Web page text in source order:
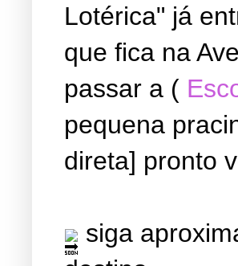
Lotérica" já
que fica na
passar a (
pequena
direta] pronto
siga